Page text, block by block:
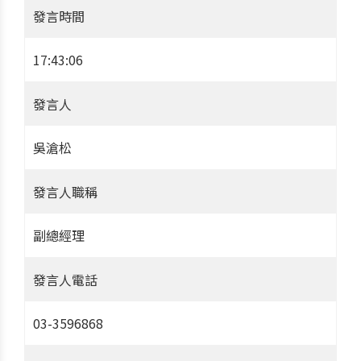
發言時間
17:43:06
發言人
吳滄松
發言人職稱
副總經理
發言人電話
03-3596868